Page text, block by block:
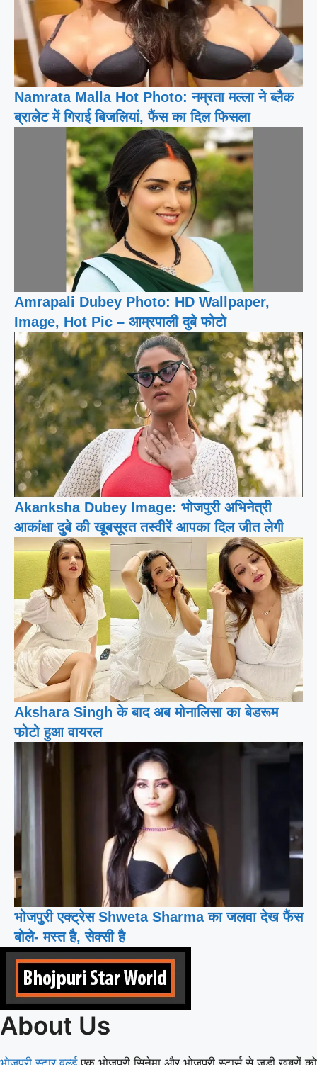
Namrata Malla Hot Photo: नम्रता मल्ला ने ब्लैक
ब्रालेट में गिराई बिजलियां, फैंस का दिल फिसला
Amrapali Dubey Photo: HD Wallpaper,
Image, Hot Pic – आम्रपाली दुबे फोटो
Akanksha Dubey Image: भोजपुरी अभिनेत्री
आकांक्षा दुबे की खूबसूरत तस्वीरें आपका दिल जीत लेगी
Akshara Singh के बाद अब मोनालिसा का बेडरूम
फोटो हुआ वायरल
भोजपुरी एक्ट्रेस Shweta Sharma का जलवा देख फैंस
बोले- मस्त है, सेक्सी है
About Us